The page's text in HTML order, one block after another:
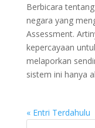
Berbicara
negara yang
Assessment.
kepercayaan
melaporkan
sistem ini hanya
« Entri Terdahulu